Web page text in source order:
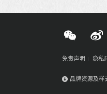
免责声明 隐私
品牌资源及样